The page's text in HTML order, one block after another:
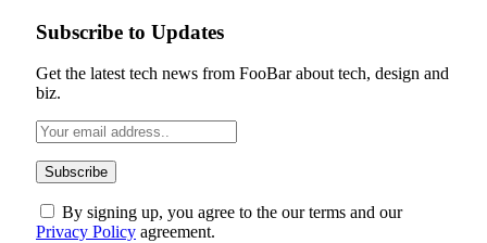
Subscribe to Updates
Get the latest tech news from FooBar about tech, design and
biz.
By signing up, you agree to the our terms and our
Privacy Policy agreement.